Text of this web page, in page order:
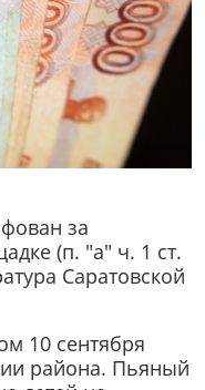
за
(п. "а" ч. 1 ст.
Саратовской
10 сентября
района. Пьяный